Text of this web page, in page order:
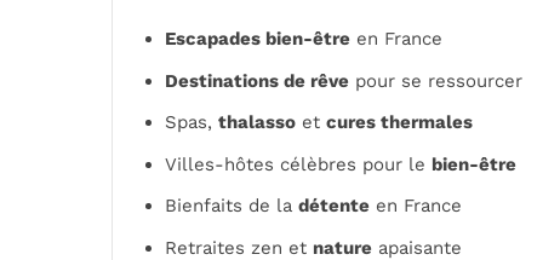
Escapades bien-être en France
Destinations de rêve pour se ressourcer
Spas, thalasso et cures thermales
Villes-hôtes célèbres pour le bien-être
Bienfaits de la détente en France
Retraites zen et nature apaisante